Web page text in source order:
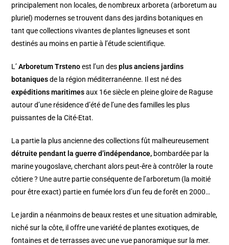
principalement non locales, de nombreux arboreta (arboretum au
pluriel) modernes se trouvent dans des jardins botaniques en
tant que collections vivantes de plantes ligneuses et sont
destinés au moins en partie à l’étude scientifique.
L’Arboretum Trstenoest l’un desplus anciens jardins
botaniquesde la région méditerranéenne. Il est né des
expéditions maritimesaux 16e siècle en pleine gloire de Raguse
autour d’une résidence d’été de l’une des familles les plus
puissantes de la Cité-Etat.
La partie la plus ancienne des collections fût malheureusement
détruite pendant la guerre d’indépendance, bombardée par la
marine yougoslave, cherchant alors peut-êre à contrôler la route
côtiere ? Une autre partie conséquente de l’arboretum (la moitié
pour être exact) partie en fumée lors d’un feu de forêt en 2000…
Le jardin a néanmoins de beaux restes et une situation admirable,
niché sur la côte, il offre une variété de plantes exotiques, de
fontaines et de terrasses avec une vue panoramique sur la mer.